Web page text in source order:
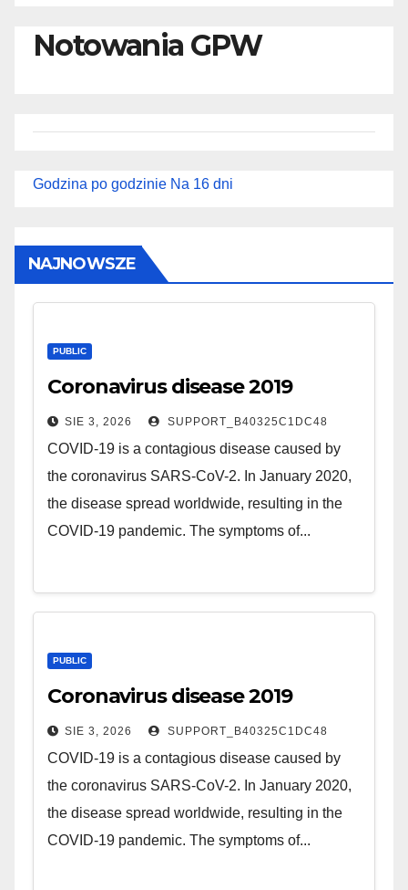
Notowania GPW
Godzina po godzinie Na 16 dni
NAJNOWSZE
PUBLIC
Coronavirus disease 2019
SIE 3, 2026 SUPPORT_B40325C1DC48
COVID-19 is a contagious disease caused by
the coronavirus SARS-CoV-2. In January 2020,
the disease spread worldwide, resulting in the
COVID-19 pandemic. The symptoms of...
PUBLIC
Coronavirus disease 2019
SIE 3, 2026 SUPPORT_B40325C1DC48
COVID-19 is a contagious disease caused by
the coronavirus SARS-CoV-2. In January 2020,
the disease spread worldwide, resulting in the
COVID-19 pandemic. The symptoms of...